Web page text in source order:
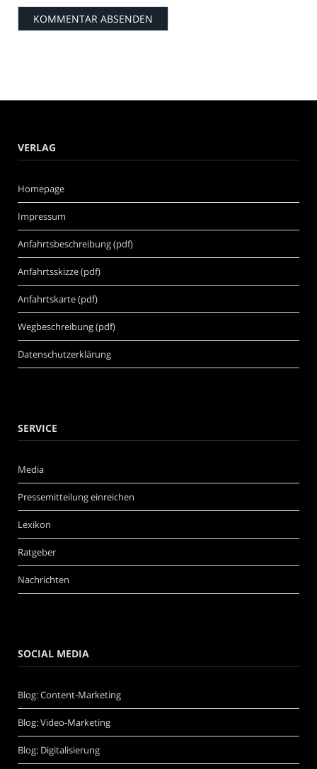
VERLAG
Homepage
Impressum
Anfahrtsbeschreibung (pdf)
Anfahrtsskizze (pdf)
Anfahrtskarte (pdf)
Wegbeschreibung (pdf)
Datenschutzerklärung
SERVICE
Media
Pressemitteilung einreichen
Lexikon
Ratgeber
Nachrichten
SOCIAL MEDIA
Blog: Content-Marketing
Blog: Video-Marketing
Blog: Digitalisierung